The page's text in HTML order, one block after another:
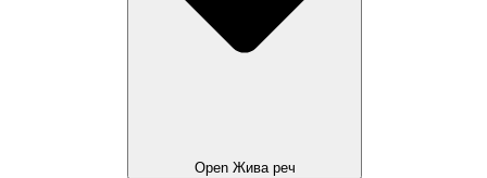
Open Жива реч